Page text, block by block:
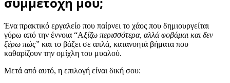
Ένα πρακτικό εργαλείο που παίρνει το χάος που δημιουργείται
γύρω από την έννοια “Αξίζω περισσότερα, αλλά φοβάμαι και δεν
ξέρω πώς” και το βάζει σε απλά, κατανοητά βήματα που
καθαρίζουν την ομίχλη του μυαλού.
Μετά από αυτό, η επιλογή είναι δική σου: